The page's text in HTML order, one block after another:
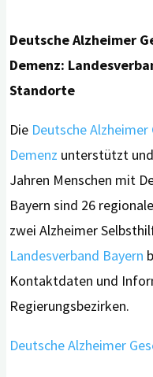
Deutsche Alzheimer
Demenz:
Standorte
Die Deutsche
Demenz unterstützt
Jahren Menschen mit
Bayern sind 26
zwei Alzheimer
Landesverband Bayern
Kontaktdaten und
Regierungsbezirken.
Deutsche Alzheimer